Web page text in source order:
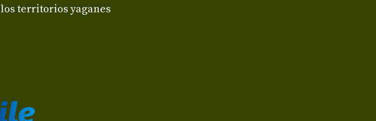
los territorios yaganes